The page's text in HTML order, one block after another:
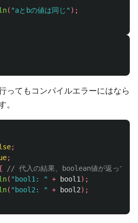
( "aとbの値は同じ" );
ってもコンパイルエラーにはなら
。
;
;
// 代入の結果、boolean値が返ってく
( "bool1: " + bool1 );
( "bool2: " + bool2);